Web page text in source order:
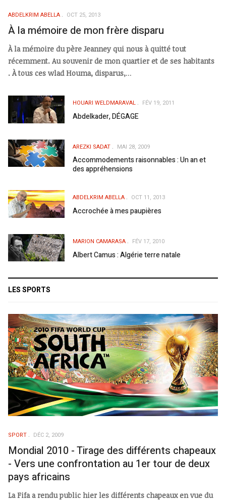
ABDELKRIM ABELLA OCT 25, 2013
À la mémoire de mon frère disparu
À la mémoire du père Jeanney qui nous à quitté tout
récemment. Au souvenir de mon quartier et de ses habitants
. À tous ces wlad Houma, disparus,...
HOUARI WELDMARAVAL FÉV 19, 2011
Abdelkader, DÉGAGE
AREZKI SADAT MAI 28, 2009
Accommodements raisonnables : Un an et
des appréhensions
ABDELKRIM ABELLA OCT 11, 2013
Accrochée à mes paupières
MARION CAMARASA FÉV 17, 2010
Albert Camus : Algérie terre natale
LES SPORTS
SPORT DÉC 2, 2009
Mondial 2010 - Tirage des différents chapeaux
- Vers une confrontation au 1er tour de deux
pays africains
La Fifa a rendu public hier les différents chapeaux en vue du